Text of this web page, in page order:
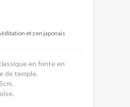
et zen japonais
en fonte en
de temple.